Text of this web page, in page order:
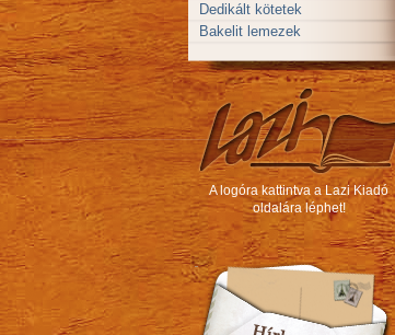
Dedikált kötetek
Bakelit lemezek
A logóra kattintva a Lazi Kiadó
oldalára léphet!